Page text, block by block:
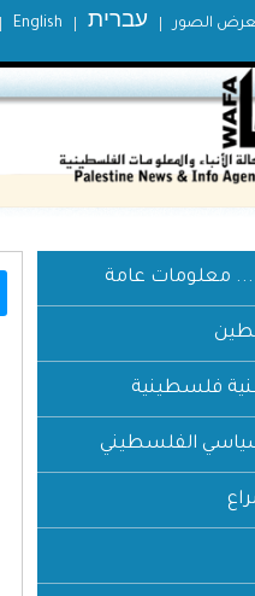
English עברית الصور
معلومات عامة
فلسطينية
الفلسطيني